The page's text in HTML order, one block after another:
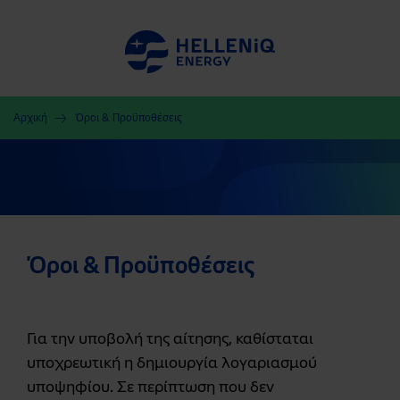
Αρχική Όροι & Προϋποθέσεις
Όροι & Προϋποθέσεις
Για την υποβολή της αίτησης, καθίσταται
υποχρεωτική η δημιουργία λογαριασμού
υποψηφίου. Σε περίπτωση που δεν